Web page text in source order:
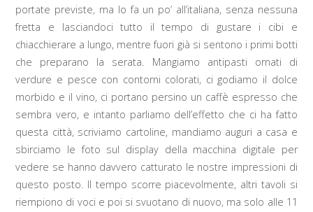
portate previste, ma lo fa un po’ all’italiana, senza nessuna
fretta e lasciandoci tutto il tempo di gustare i cibi e
chiacchierare a lungo, mentre fuori già si sentono i primi botti
che preparano la serata. Mangiamo antipasti ornati di
verdure e pesce con contorni colorati, ci godiamo il dolce
morbido e il vino, ci portano persino un caffè espresso che
sembra vero, e intanto parliamo dell’effetto che ci ha fatto
questa città, scriviamo cartoline, mandiamo auguri a casa e
sbirciamo le foto sul display della macchina digitale per
vedere se hanno davvero catturato le nostre impressioni di
questo posto. Il tempo scorre piacevolmente, altri tavoli si
riempiono di voci e poi si svuotano di nuovo, ma solo alle 11